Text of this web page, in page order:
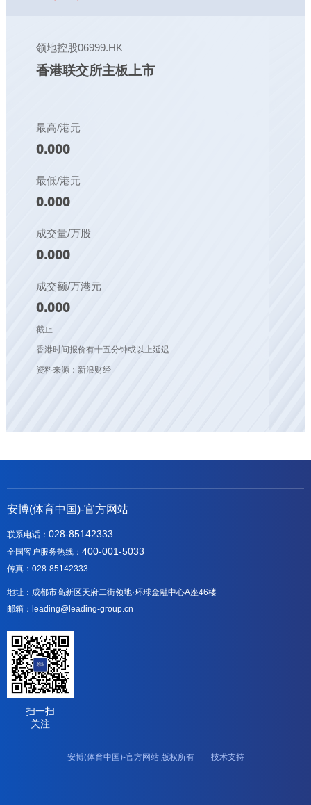
领地控股06999.HK
香港联交所主板上市
最高/港元
0.000
最低/港元
0.000
成交量/万股
0.000
成交额/万港元
0.000
截止
香港时间报价有十五分钟或以上延迟
资料来源：新浪财经
安博(体育中国)-官方网站
联系电话： 028-85142333
全国客户服务热线： 400-001-5033
传真：028-85142333
地址：成都市高新区天府二街领地·环球金融中心A座46楼
邮箱：leading@leading-group.cn
扫一扫
关注
安博(体育中国)-官方网站 版权所有 技术支持